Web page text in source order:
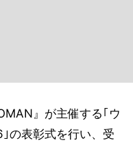
』が主催する｢ウ
の表彰式を行い、受